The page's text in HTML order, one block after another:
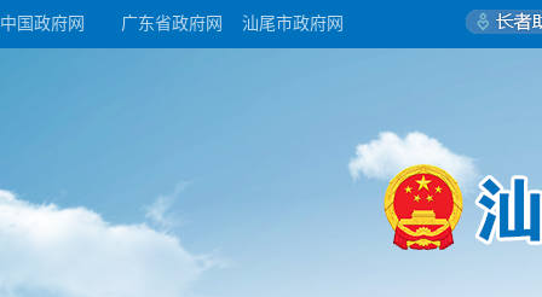
中国政府网 广东省政府网 汕尾市政府网